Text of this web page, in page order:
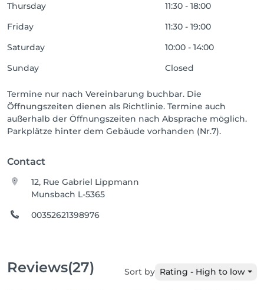
Thursday
11:30 - 18:00
Friday
11:30 - 19:00
Saturday
10:00 - 14:00
Sunday
Closed
Termine nur nach Vereinbarung buchbar. Die
Öffnungszeiten dienen als Richtlinie. Termine auch
außerhalb der Öffnungszeiten nach Absprache möglich.
Parkplätze hinter dem Gebäude vorhanden (Nr.7).
Contact
12, Rue Gabriel Lippmann
Munsbach L-5365
00352621398976
Reviews(27) Sort by Rating - High to low